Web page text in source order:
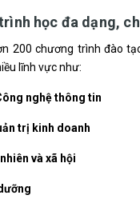
học đa dạng,
200 chương trình đào
lĩnh vực như:
nghệ thông tin
trị kinh doanh
và xã hội